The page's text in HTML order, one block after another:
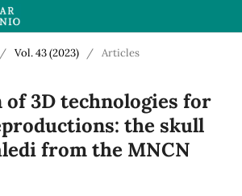
/ Vol. 43 (2023) / Articles
3D technologies for
the skull
from the MNCN